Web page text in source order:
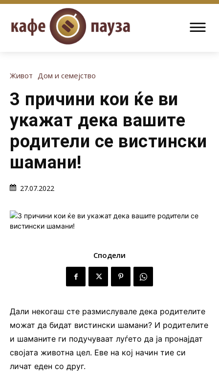
Живот Дом и семејство
3 причини кои ќе ви
укажат дека вашите
родители се вистински
шамани!
27.07.2022
Сподели
Дали некогаш сте размислувале дека родителите
можат да бидат вистински шамани? И родителите
и шаманите ги подучуваат луѓето да ја пронајдат
својата животна цел. Еве на кој начин тие си
личат еден со друг.